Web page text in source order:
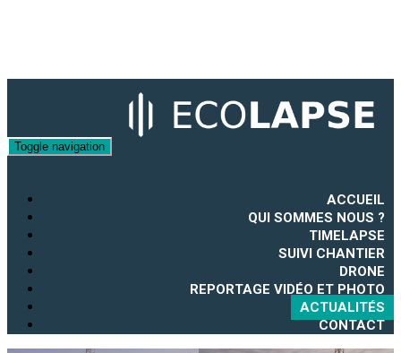
Toggle navigation
ACCUEIL
QUI SOMMES NOUS ?
TIMELAPSE
SUIVI CHANTIER
DRONE
REPORTAGE VIDÉO ET PHOTO
ACTUALITÉS
CONTACT